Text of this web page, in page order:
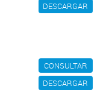
DESCARGAR
CONSULTAR
DESCARGAR